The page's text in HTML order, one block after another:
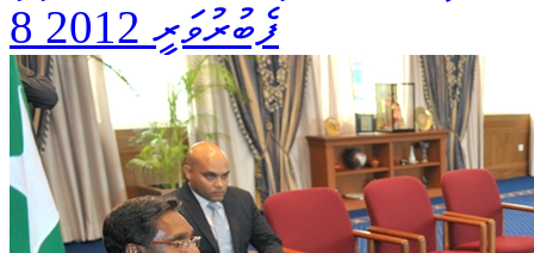
8 ފެބުރުވަރީ 2012